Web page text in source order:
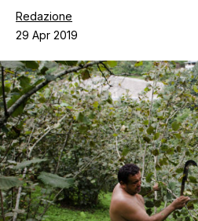
Chi siamo
Contatti
Redazione
29 Apr 2019